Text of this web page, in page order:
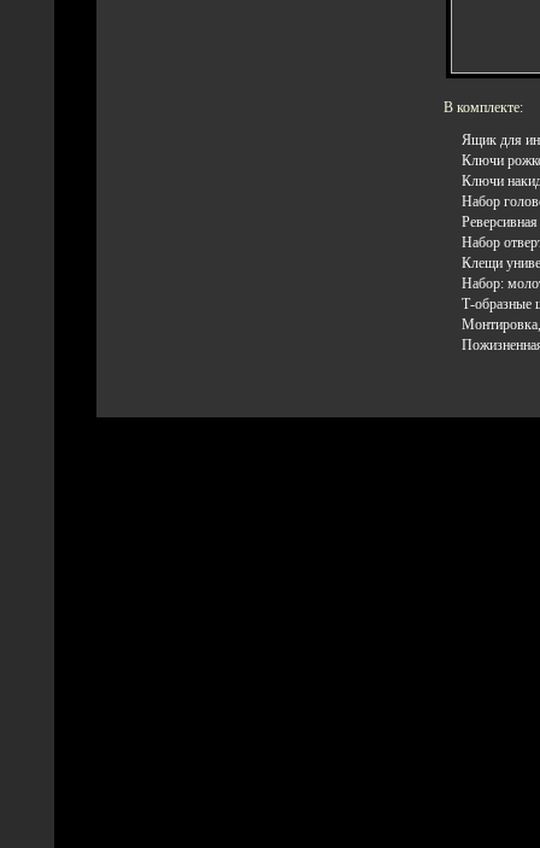
В комплекте:
Ящик для
Ключи
Ключи
Набор
Набор
Клещи
Набор:
Т-образные